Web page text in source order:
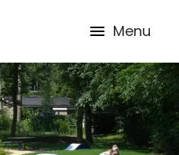
Menu